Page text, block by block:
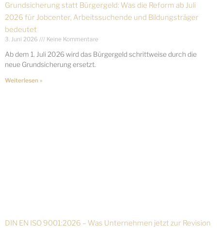
Grundsicherung statt Bürgergeld: Was die Reform ab Juli
2026 für Jobcenter, Arbeitssuchende und Bildungsträger
bedeutet
3. Juni 2026 Keine Kommentare
Ab dem 1. Juli 2026 wird das Bürgergeld schrittweise durch die
neue Grundsicherung ersetzt.
Weiterlesen »
DIN EN ISO 9001:2026 – Was Unternehmen jetzt zur Revision